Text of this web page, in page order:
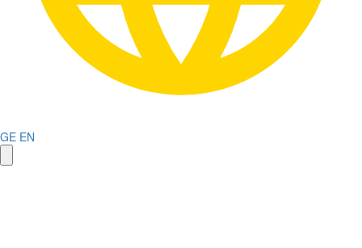
GE EN